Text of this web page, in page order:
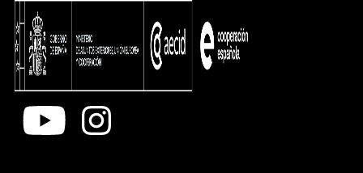
Youtube Instagram